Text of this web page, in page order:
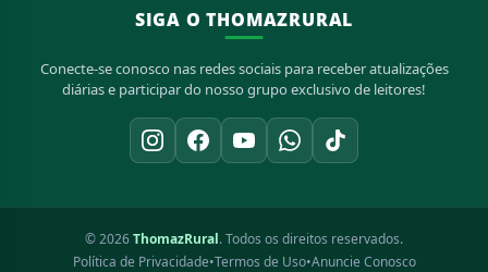
SIGA O THOMAZRURAL
Conecte-se conosco nas redes sociais para receber atualizações
diárias e participar do nosso grupo exclusivo de leitores!
© 2026ThomazRural. Todos os direitos reservados.
Política de Privacidade•Termos de Uso•Anuncie Conosco